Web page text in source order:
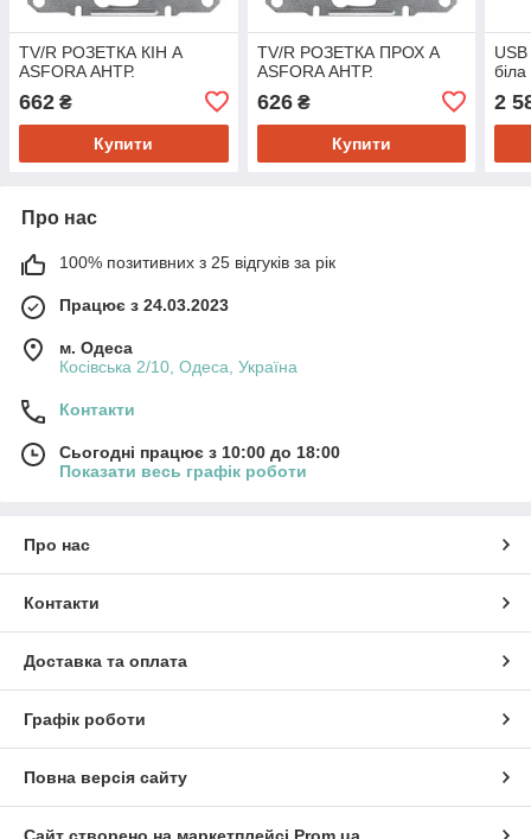
TV/R РОЗЕТКА КІН А
ASFORA АНТР.
662 ₴
Купити
TV/R РОЗЕТКА ПРОХ А
ASFORA АНТР.
626₴
Купити
2
Про нас
100% позитивних з 25 відгуків за рік
Працює з 24.03.2023
м. Одеса
Косівська 2/10, Одеса, Україна
Контакти
Сьогодні працює з 10:00 до 18:00
Показати весь графік роботи
Про нас
Контакти
Доставка та оплата
Графік роботи
Повна версія сайту
Сайт створено на маркетплейсі Prom.ua